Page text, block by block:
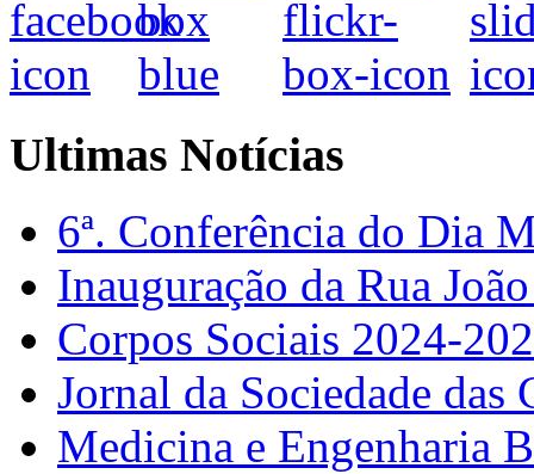
Ultimas Notícias
6ª. Conferência do Dia
Inauguração da Rua
Corpos Sociais 2024-
Jornal da Sociedade
Medicina e Engenharia